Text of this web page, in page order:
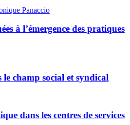
Panaccio
à l’émergence des pratiques
champ social et syndical
dans les centres de services